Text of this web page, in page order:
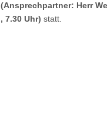
(Ansprechpartner: Herr
7.30 Uhr) statt.